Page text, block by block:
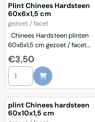
Plint Chinees Hardsteen
60x6x1,5 cm
Merk:
gezoet / facet
60x6x1,5 cm gezoet / facet
Plinten van natuursteen /
hardsteen maken de vloer
compleet. Het is het alom
bekende puntje op de i. Naast
plint ook multifunctioneel. Het
voorkomt beschadigingen aan
Prijs: 3,50
€3,50
Aantal kiezen voor Plint
plint Chinees hardsteen
60x10x1,5 cm